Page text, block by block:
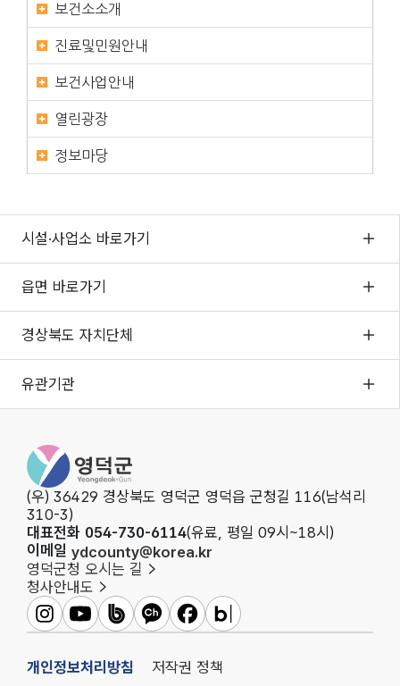
보건소소개
진료및민원안내
보건사업안내
열린광장
정보마당
시설·사업소 바로가기
읍면 바로가기
경상북도 자치단체
유관기관
영
덕
군
청
(우) 36429 경상북도 영덕군 영덕읍 군청길 116(남석리
310-3)
대표전화 054-730-6114(유료, 평일 09시~18시)
이메일 ydcounty@korea.kr
영덕군청 오시는 길
청사안내도
영
군
인
영
군
유
영
군
밴
영
카
영
페
영
블
개인정보처리방침 저작권 정책